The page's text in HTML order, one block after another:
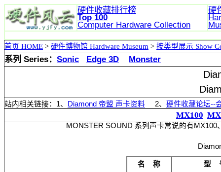
硬件收藏排行榜
Top 100
Computer Hardware Collection
硬
首页 HOME > 硬件博物馆 Hardware Museum > 按类型展示 Show
系列 Series： Sonic Edge 3D Monster
站内相关链接：1、 Diamond 帝盟 声卡资料 2、 硬件收藏论坛--
MX100
MONSTER SOUND 系列声卡常说的有
Diamond 帝盟
名 称
型